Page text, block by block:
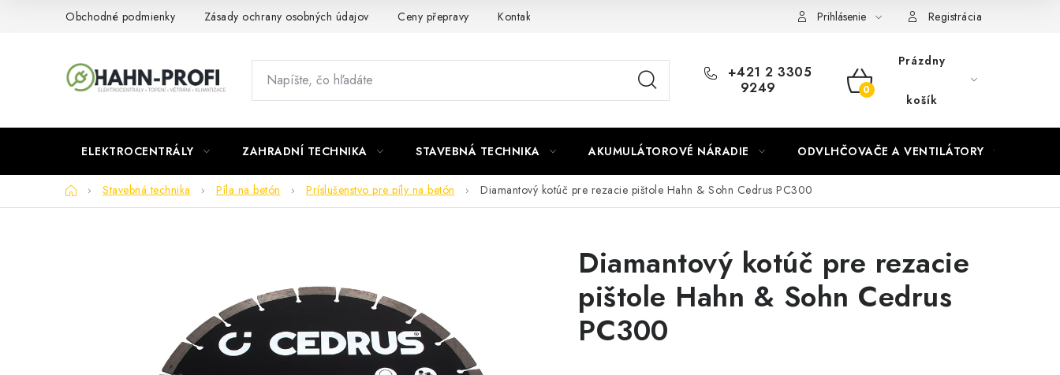
Obchodné podmienky Zásady ochrany osobných údajov Ceny přepravy Kontakty Prihlásenie Registrácia
+421 2 3305
9249
NÁKUPNÝ
Prázdny
košík
ELEKTROCENTRÁLY ZAHRADNÍ TECHNIKA STAVEBNÁ TECHNIKA AKUMULÁTOROVÉ NÁRADIE ODVLHČOVAČE A VENTILÁTORY
DomovStavebná technika Píla na betón Príslušenstvo pre píly na betón Diamantový kotúč pre rezacie pištole Hahn & Sohn Cedrus PC300
Diamantový kotúč pre rezacie
pištole Hahn & Sohn Cedrus
PC300